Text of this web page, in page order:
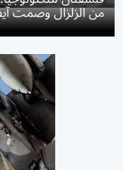
من الزلزال وصمت